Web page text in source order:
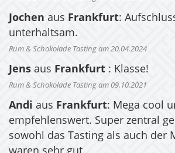
Jochen aus Frankfurt:
unterhaltsam.
Rum & Schokolade Tasting am 20.04.2024
Jens aus Frankfurt : Klasse!
Rum & Schokolade Tasting am 09.10.2021
Andi aus Frankfurt: Mega cool
empfehlenswert. Super zentral
sowohl das Tasting als auch der